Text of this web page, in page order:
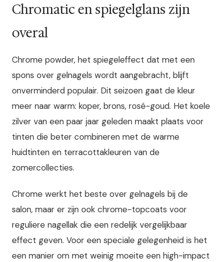
Chromatic en spiegelglans zijn
overal
Chrome powder, het spiegeleffect dat met een
spons over gelnagels wordt aangebracht, blijft
onverminderd populair. Dit seizoen gaat de kleur
meer naar warm: koper, brons, rosé-goud. Het koele
zilver van een paar jaar geleden maakt plaats voor
tinten die beter combineren met de warme
huidtinten en terracottakleuren van de
zomercollecties.
Chrome werkt het beste over gelnagels bij de
salon, maar er zijn ook chrome-topcoats voor
reguliere nagellak die een redelijk vergelijkbaar
effect geven. Voor een speciale gelegenheid is het
een manier om met weinig moeite een high-impact